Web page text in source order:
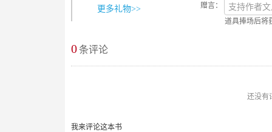
更多礼物>>
赠言：
道具捧场后将
0条评论
还没有
我来评论这本书